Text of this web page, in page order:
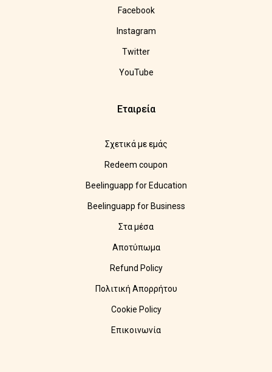
Facebook
Instagram
Twitter
YouTube
Εταιρεία
Σχετικά με εμάς
Redeem coupon
Beelinguapp for Education
Beelinguapp for Business
Στα μέσα
Αποτύπωμα
Refund Policy
Πολιτική Απορρήτου
Cookie Policy
Επικοινωνία